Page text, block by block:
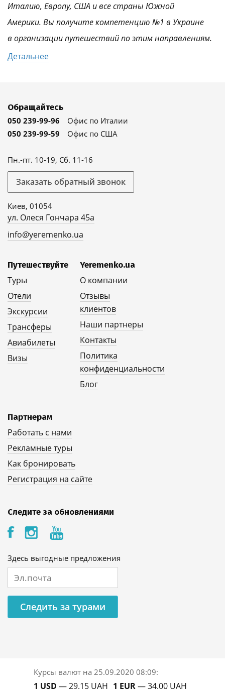
Италию, Европу, США и все страны Южной
Америки. Вы получите компетенцию №1 в Украине
в организации путешествий по этим направлениям.
Детальнее
Обращайтесь
050 239-99-96
Офис по Италии
050 239-99-59
Офис по США
Пн.-пт. 10-19, Сб. 11-16
Заказать обратный звонок
Киев, 01054
ул. Олеся Гончара 45а
info@yeremenko.ua
Путешествуйте
Туры
Отели
Экскурсии
Трансферы
Авиабилеты
Визы
Yeremenko.ua
О компании
Отзывы
клиентов
Наши партнеры
Контакты
Политика
конфиденциальности
Блог
Партнерам
Работать с нами
Рекламные туры
Как бронировать
Регистрация на сайте
Следите за обновлениями
Здесь выгодные предложения
Следить за турами
Курсы валют на 25.09.2020 08:09:
1 USD — 29.15 UAH 1 EUR— 34.00 UAH